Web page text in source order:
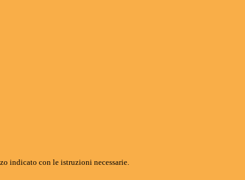
indicato con le istruzioni necessarie.